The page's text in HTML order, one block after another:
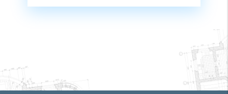
các nhà đầu tư đang tìm hiểu dự án, việc nắm